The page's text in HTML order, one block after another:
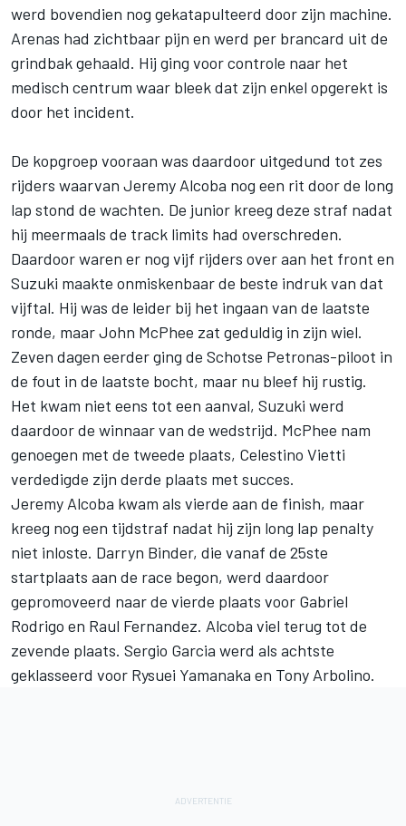
werd bovendien nog gekatapulteerd door zijn machine.
Arenas had zichtbaar pijn en werd per brancard uit de
grindbak gehaald. Hij ging voor controle naar het
medisch centrum waar bleek dat zijn enkel opgerekt is
door het incident.
De kopgroep vooraan was daardoor uitgedund tot zes
rijders waarvan Jeremy Alcoba nog een rit door de long
lap stond de wachten. De junior kreeg deze straf nadat
hij meermaals de track limits had overschreden.
Daardoor waren er nog vijf rijders over aan het front en
Suzuki maakte onmiskenbaar de beste indruk van dat
vijftal. Hij was de leider bij het ingaan van de laatste
ronde, maar John McPhee zat geduldig in zijn wiel.
Zeven dagen eerder ging de Schotse Petronas-piloot in
de fout in de laatste bocht, maar nu bleef hij rustig.
Het kwam niet eens tot een aanval, Suzuki werd
daardoor de winnaar van de wedstrijd. McPhee nam
genoegen met de tweede plaats, Celestino Vietti
verdedigde zijn derde plaats met succes.
Jeremy Alcoba kwam als vierde aan de finish, maar
kreeg nog een tijdstraf nadat hij zijn long lap penalty
niet inloste. Darryn Binder, die vanaf de 25ste
startplaats aan de race begon, werd daardoor
gepromoveerd naar de vierde plaats voor Gabriel
Rodrigo en Raul Fernandez. Alcoba viel terug tot de
zevende plaats. Sergio Garcia werd als achtste
geklasseerd voor Rysuei Yamanaka en Tony Arbolino.